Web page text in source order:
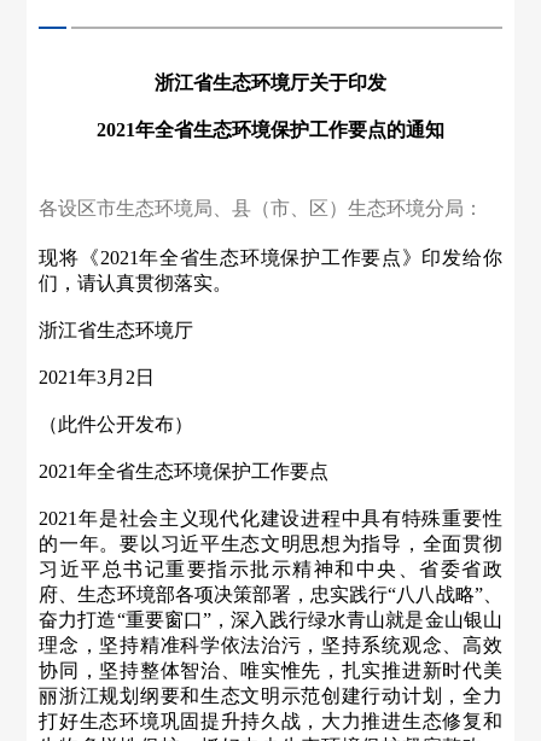
浙江省生态环境厅关于印发
2021年全省生态环境保护工作要点的通知
各设区市生态环境局、县（市、区）生态环境分局：
现将《2021年全省生态环境保护工作要点》印发给你
们，请认真贯彻落实。
浙江省生态环境厅
2021年3月2日
（此件公开发布）
2021年全省生态环境保护工作要点
2021年是社会主义现代化建设进程中具有特殊重要性
的一年。要以习近平生态文明思想为指导，全面贯彻
习近平总书记重要指示批示精神和中央、省委省政
府、生态环境部各项决策部署，忠实践行“八八战略”、
奋力打造“重要窗口”，深入践行绿水青山就是金山银山
理念，坚持精准科学依法治污，坚持系统观念、高效
协同，坚持整体智治、唯实惟先，扎实推进新时代美
丽浙江规划纲要和生态文明示范创建行动计划，全力
打好生态环境巩固提升持久战，大力推进生态修复和